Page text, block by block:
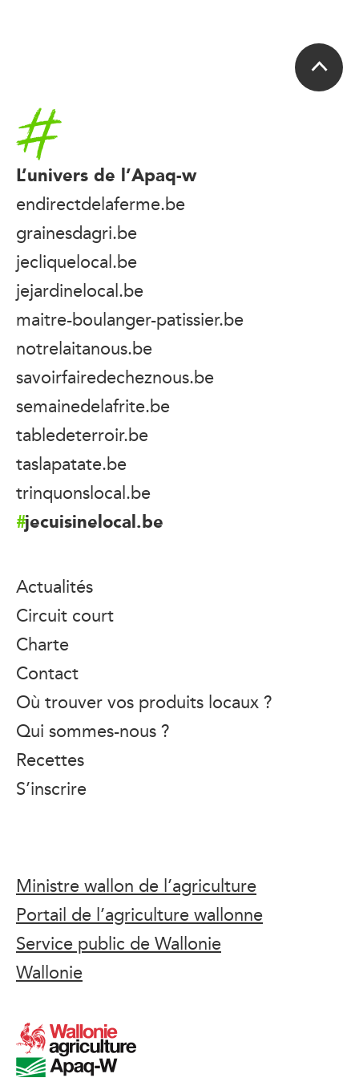
Accueil
L’univers de l’Apaq-w
endirectdelaferme.be
grainesdagri.be
jecliquelocal.be
jejardinelocal.be
maitre-boulanger-patissier.be
notrelaitanous.be
savoirfairedecheznous.be
semainedelafrite.be
tabledeterroir.be
taslapatate.be
trinquonslocal.be
jecuisinelocal.be
Actualités
Circuit court
Charte
Contact
Où trouver vos produits locaux ?
Qui sommes-nous ?
Recettes
S’inscrire
Ministre wallon de l’agriculture
Portail de l’agriculture wallonne
Service public de Wallonie
Wallonie